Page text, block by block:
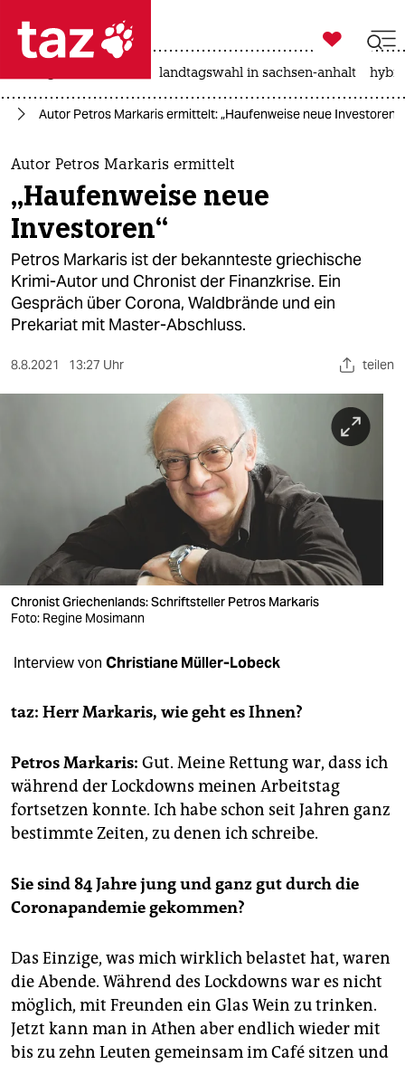
 taz zahl ich
taz zahl ich
themen
politik
öko
gesellschaft
kultur
sport
verlag
veranstaltungen
fragen & hilfe
unterstützen
genossenschaft
epaper login

taz zahl ich
landtagswahl in sachsen-anhalt
Autor Petros Markaris ermittelt: „Haufenweise neue Investoren“
Autor Petros Markaris ermittelt
„Haufenweise neue
Investoren“
Petros Markaris ist der bekannteste griechische
Krimi-Autor und Chronist der Finanzkrise. Ein
Gespräch über Corona, Waldbrände und ein
Prekariat mit Master-Abschluss.
8.8.2021 13:27 Uhr teilen
Chronist Griechenlands: Schriftsteller Petros Markaris
Foto: Regine Mosimann
Interview von Christiane Müller-Lobeck
taz: Herr Markaris, wie geht es Ihnen?
Petros Markaris: Gut. Meine Rettung war, dass ich
während der Lockdowns meinen Arbeitstag
fortsetzen konnte. Ich habe schon seit Jahren ganz
bestimmte Zeiten, zu denen ich schreibe.
Sie sind 84 Jahre jung und ganz gut durch die
Coronapandemie gekommen?
Das Einzige, was mich wirklich belastet hat, waren
die Abende. Während des Lockdowns war es nicht
möglich, mit Freunden ein Glas Wein zu trinken.
Jetzt kann man in Athen aber endlich wieder mit
bis zu zehn Leuten gemeinsam im Café sitzen und